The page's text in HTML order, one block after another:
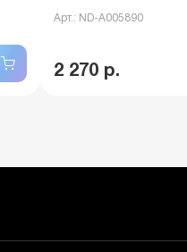
Арт.: ND-A005890
2 270 р.